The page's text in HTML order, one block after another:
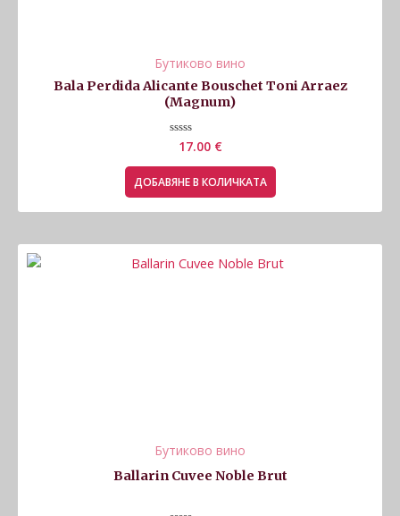
Бутиково вино
Bala Perdida Alicante Bouschet Toni Arraez
(Magnum)
Оценено
0
от
5
17.00 €
ДОБАВЯНЕ В КОЛИЧКАТА
Бутиково вино
Ballarin Cuvee Noble Brut